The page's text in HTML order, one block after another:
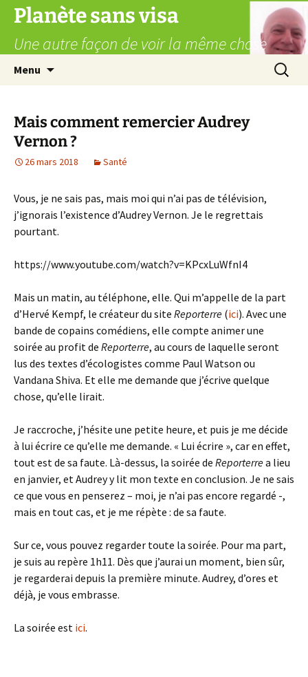
Aller
contenu
Planète sans visa
Une autre façon de voir la même chose
Menu
Mais comment remercier Audrey
Vernon ?
26 mars 2018 Santé
Vous, je ne sais pas, mais moi qui n’ai pas de télévision,
j’ignorais l’existence d’Audrey Vernon. Je le regrettais
pourtant.
https://www.youtube.com/watch?v=KPcxLuWfnI4
Mais un matin, au téléphone, elle. Qui m’appelle de la part
d’Hervé Kempf, le créateur du site Reporterre (ici). Avec une
bande de copains comédiens, elle compte animer une
soirée au profit de Reporterre, au cours de laquelle seront
lus des textes d’écologistes comme Paul Watson ou
Vandana Shiva. Et elle me demande que j’écrive quelque
chose, qu’elle lirait.
Je raccroche, j’hésite une petite heure, et puis je me décide
à lui écrire ce qu’elle me demande. « Lui écrire », car en effet,
tout est de sa faute. Là-dessus, la soirée de Reporterrea lieu
en janvier, et Audrey y lit mon texte en conclusion. Je ne sais
ce que vous en penserez – moi, je n’ai pas encore regardé -,
mais en tout cas, et je me répète : de sa faute.
Sur ce, vous pouvez regarder toute la soirée. Pour ma part,
je suis au repère 1h11. Dès que j’aurai un moment, bien sûr,
je regarderai depuis la première minute. Audrey, d’ores et
déjà, je vous embrasse.
La soirée est ici.